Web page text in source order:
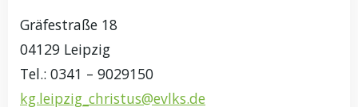
Gräfestraße 18
04129 Leipzig
Tel.: 0341 – 9029150
kg.leipzig_christus@evlks.de